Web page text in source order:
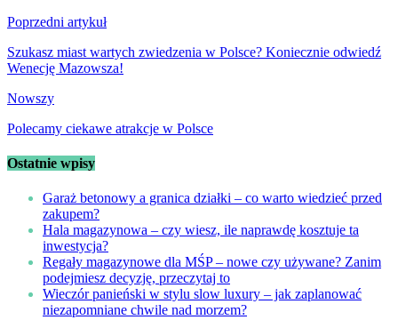
Nawigacja
wpisu
Poprzedni artykuł
Szukasz miast wartych zwiedzenia w Polsce? Koniecznie odwiedź
Wenecję Mazowsza!
Nowszy
Polecamy ciekawe atrakcje w Polsce
Ostatnie wpisy
Garaż betonowy a granica działki – co warto wiedzieć przed
zakupem?
Hala magazynowa – czy wiesz, ile naprawdę kosztuje ta
inwestycja?
Regały magazynowe dla MŚP – nowe czy używane? Zanim
podejmiesz decyzję, przeczytaj to
Wieczór panieński w stylu slow luxury – jak zaplanować
niezapomniane chwile nad morzem?